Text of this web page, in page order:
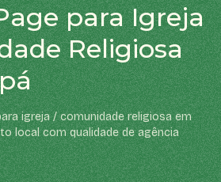
para Igreja
Religiosa
igreja / comunidade religiosa em
local com qualidade de agência